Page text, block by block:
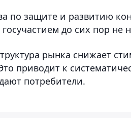
по защите и развитию
до сих пор не
рынка снижает
приводит к
потребители.